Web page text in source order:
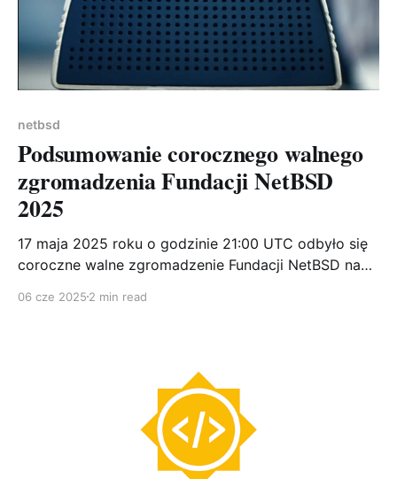
netbsd
Podsumowanie corocznego walnego
zgromadzenia Fundacji NetBSD
2025
17 maja 2025 roku o godzinie 21:00 UTC odbyło się
coroczne walne zgromadzenie Fundacji NetBSD na
Spotkanie obejmowało prezentacje przedstawicieli
dostarczył użytkownikom: * NetBSD 10.
06 cze 2025 2 min read